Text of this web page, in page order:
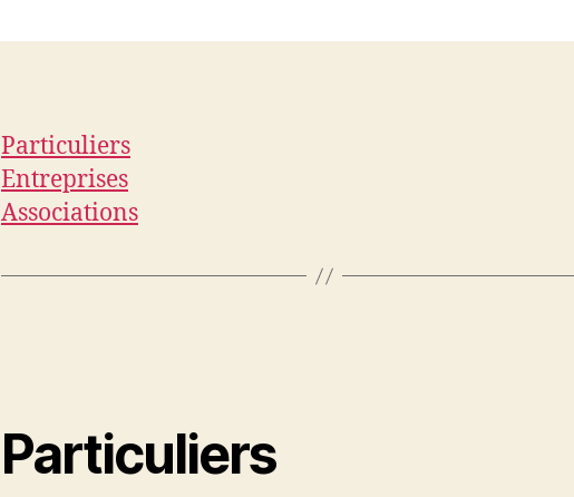
Particuliers
Entreprises
Associations
Particuliers